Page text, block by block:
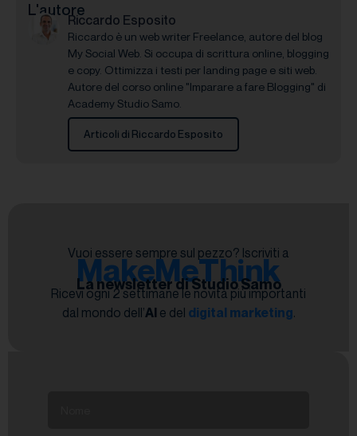
L'autore
Riccardo Esposito
Riccardo è un web writer Freelance, autore del blog
My Social Web. Si occupa di scrittura online, blogging
e copy. Ottimizza i testi per landing page e siti web.
Autore del corso online "Imparare a fare Blogging" di
Academy Studio Samo.
Articoli di Riccardo Esposito
Vuoi essere sempre sul pezzo? Iscriviti a
MakeMeThink
La newsletter di Studio Samo
Ricevi ogni 2 settimane le novità più importanti
dal mondo dell’AI e del digital marketing.